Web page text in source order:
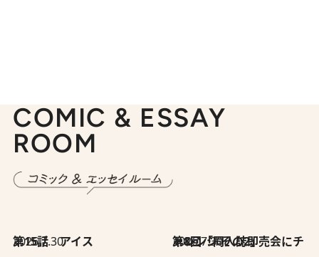
COMIC & ESSAY
ROOM
2026.7.30
第15話 アイス 2026.7.30
第8回「同人誌即売会にチャレンジ その2」